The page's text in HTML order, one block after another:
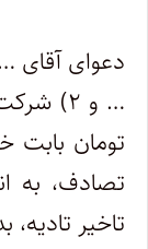
تومان بابت
تصادف، به
تاخیر